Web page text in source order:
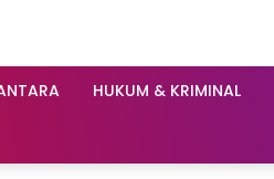
HUKUM & KRIMINAL